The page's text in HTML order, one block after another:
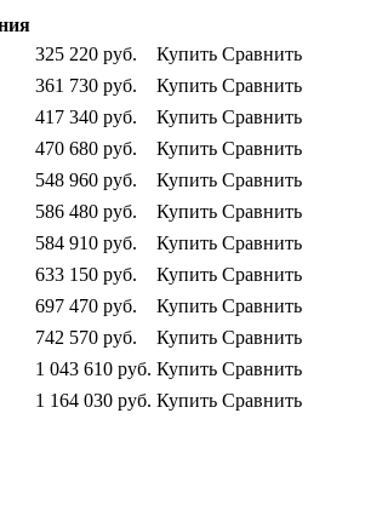
325 220 руб. Купить Сравнить
361 730 руб. Купить Сравнить
417 340 руб. Купить Сравнить
470 680 руб. Купить Сравнить
548 960 руб. Купить Сравнить
586 480 руб. Купить Сравнить
584 910 руб. Купить Сравнить
633 150 руб. Купить Сравнить
697 470 руб. Купить Сравнить
742 570 руб. Купить Сравнить
1 043 610 руб. Купить Сравнить
1 164 030 руб. Купить Сравнить